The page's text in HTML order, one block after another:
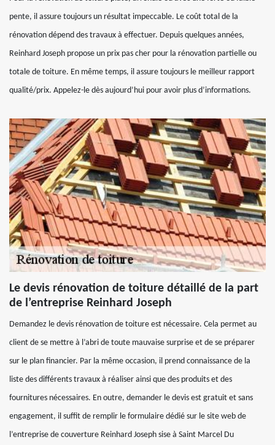
pente, il assure toujours un résultat impeccable. Le coût total de la
rénovation dépend des travaux à effectuer. Depuis quelques années,
Reinhard Joseph propose un prix pas cher pour la rénovation partielle ou
totale de toiture. En même temps, il assure toujours le meilleur rapport
qualité/prix. Appelez-le dès aujourd’hui pour avoir plus d’informations.
Le devis rénovation de toiture détaillé de la part
de l’entreprise Reinhard Joseph
Demandez le devis rénovation de toiture est nécessaire. Cela permet au
client de se mettre à l’abri de toute mauvaise surprise et de se préparer
sur le plan financier. Par la même occasion, il prend connaissance de la
liste des différents travaux à réaliser ainsi que des produits et des
fournitures nécessaires. En outre, demander le devis est gratuit et sans
engagement, il suffit de remplir le formulaire dédié sur le site web de
l’entreprise de couverture Reinhard Joseph sise à Saint Marcel Du